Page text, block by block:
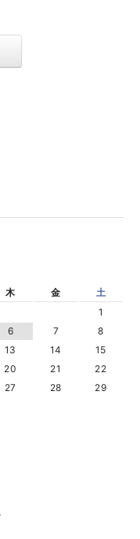
木 金
土
1
6 7
8
13 14
15
20 21
22
27 28
29